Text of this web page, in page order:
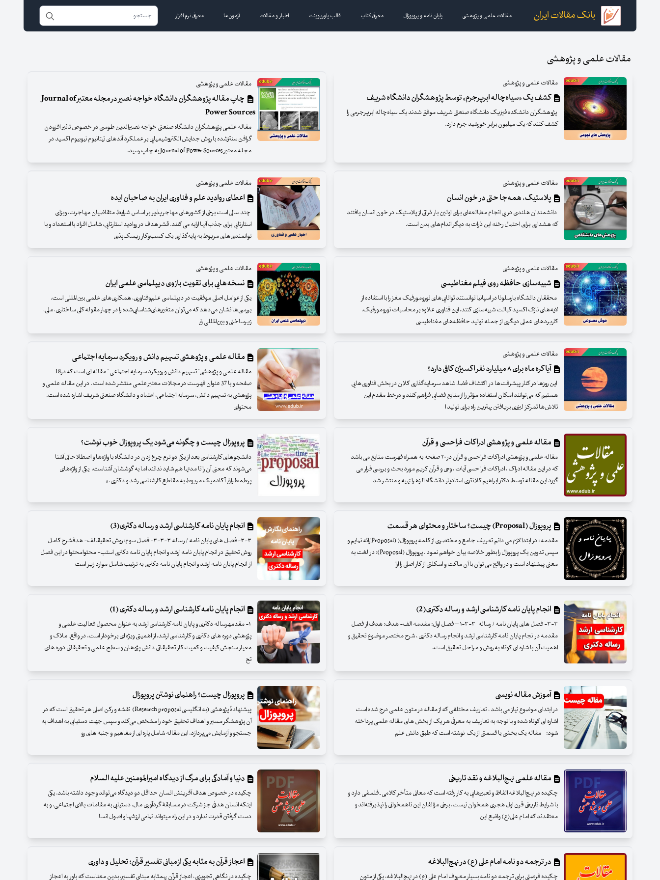
بانک مقالات ایران مقالات علمی و پژوهشی پایان نامه و پروپوزال معرفی کتاب قالب پاورپوینت اخبار و مقالات آزمون‌ها معرفی نرم افزار
مقالات علمی و پژوهشی
مقالات علمی و پژوهشی
کشف یک «سیاه‌چاله ابرپرجرم» توسط پژوهشگران دانشگاه شریف
پژوهشگران دانشکده فیزیک دانشگاه صنعتی شریف موفق شدند یک سیاه‌چاله ابرپرجرمی را
کشف کنند که یک میلیون برابر خورشید جرم دارد.
مقالات علمی و پژوهشی
چاپ مقاله پژوهشگران دانشگاه خواجه نصیر در مجله معتبر Journal of
Power Sources
مقاله علمی پژوهشگران دانشگاه صنعتی خواجه نصیرالدین طوسی در خصوص تاثیر افزودن
گرافن سنتزشده با روش جدایش الکتروشیمیایی بر عملکرد آندهای تیتانیوم نیوبیوم اکسید در
مجله معتبر Journal of Power Sources به چاپ رسید.
مقالات علمی و پژوهشی
پلاستیک، همه‌جا حتی در خون انسان
دانشمندان هلندی در پی انجام مطالعه‌ای برای اولین بار ذراتی از پلاستیک در خون انسان یافتند
که هشداری برای احتمال رخنه این ذرات به دیگر اندام‌های بدن است.
مقالات علمی و پژوهشی
اعطای روادید علم و فناوری ایران به صاحبان ایده
چند سالی است برخی از کشورهای مهاجرپذیر بر اساس شرایط متقاضیان مهاجرت، ویزای
استارتاپی برای جذب آنها ارایه می کنند. قشر هدف در روادید استارتاپی، شامل افراد با استعداد و با
توانمندی‌های مربوط به پایه‌گذاری یک کسب‌وکار ریسک‌پذی
مقالات علمی و پژوهشی
شبیه‌سازی حافظه روی فیلم مغناطیسی
محققان دانشگاه بارسلونا در اسپانیا توانستند توانایی‌های نورومورفیک مغز را با استفاده از
لایه‌های نازک اکسید کبالت شبیه‌سازی کنند. این فناوری علاوه بر محاسبات نورومورفیک،
کاربردهای عملی دیگری از جمله تولید حافظه‌های مغناطیسی
مقالات علمی و پژوهشی
نسخه‌هایی برای تقویت بازوی دیپلماسی علمی ایران
یکی از عوامل اصلی موفقیت در دیپلماسی علم‌وفناوری، ‌همکاری‌های علمی بین‌المللی است.
بررسی‌ها نشان می‌دهد که می‌توان متغیرهای‌شناسایی‌شده را در چهار مقوله کلی ساختاری، ملی،
‌زیرساختی و بین‌المللی ق
مقالات علمی و پژوهشی
آیا کره ماه برای ۸ میلیارد نفر اکسیژن کافی دارد؟
این روزها در کنار پیشرفت‌ها در اکتشاف فضا، شاهد سرمایه‌گذاری کلان در بخش فناوری‌هایی
هستیم که می‌توانند امکان استفاده مؤثر را از منابع فضایی فراهم کنند و درخط مقدم این
تلاش‌ها تمرکز لیزری بریافتن بهترین راه برای تولید ا
مقاله علمی و پژوهشی تسهیم دانش و رویکرد سرمایه اجتماعی
مقاله علمی و پژوهشی" تسهیم دانش و رویکرد سرمایه اجتماعی " مقاله ای است که در18
صفحه و با 37 عنوان فهرست در مجلات معتبر علمی منتشر شده است . در این مقاله علمی و
پژوهشی به تسهیم دانش، سرمایه اجتماعی، اعتماد و دانشگاه صنعتی شریف اشاره شده است.
محتوای
مقاله علمی و پژوهشی ادراکات فراحسی و قرآن
مقاله علمی و پژوهشی ادراکات فراحسی و قرآن در ۲۰ صفحه به همراه فهرست منابع می باشد
که در این مقاله ادراک ، ادراکات فرا حسی آیات ، وحی و قرآن کریم مورد بحث و بررسی قرار می
گیرد این مقاله توسط دکتر ابراهیم کلانتری استادیار دانشگاه الزهرا تهیه و منتشر شد
پروپوزال چیست و چگونه می‌شود یک پروپوزال خوب نوشت؟
دانشجوهای کارشناسی بعد از یکی دو ترم چرخ زدن در دانشگاه با واژه‌ها و اصطلاحاتی آشنا
می‌شوند که معنی آن را تا مدتها هم شاید ندانند اما به گوششان آشناست. یکی از واژه‌های
پرطمطراق آکادمیک مربوط به مقاطع کارشناسی رشد و دکتری، «
پروپوزال (Proposal) چیست؟ ساختار و محتوای هر قسمت
مقدمه : در ابتدا لازم می دانم تعریف جامع و مختصری از کلمه پروپوزال( (Proposalارائه نمایم و
سپس تدوین یک پروپوزال را بطور خلاصه بیان خواهم نمود . پروپوزال (Proposal): در لغت به
معنی پیشنهاد است و در واقع می توان با آن ماکت و اسکلتی از کار اصلی را ارا
انجام پایان نامه کارشناسی ارشد و رساله دکتری(3)
۳-۳- فصل های پایان نامه / رساله ۳-۳-۳- فصل سوم: روش تحقیقالف- هدفشرح کامل
روش تحقیق در انجام پایان نامه ارشد و انجام پایان نامه دکتری استب- محتوامحتوا در این فصل
از انجام پایان نامه ارشد و انجام پایان نامه دکتری به ترتیب شامل موارد زیر است
انجام پایان نامه کارشناسی ارشد و رساله دکتری(2)
۳-۳- فصل های پایان نامه / رساله ۳-۳-۱ – فصل اول: مقدمه الف- هدف: هدف از فصل
مقدمه در نجام پایان نامه کارشناسی ارشد و انجام رساله دکتری ، شرح مختصر موضوع تحقیق و
اهمیت آن با شاره ای کوتاه به روش و مراحل تحقیق است.
انجام پایان نامه کارشناسی ارشد و رساله دکتری (1)
۱- مقدمهرساله دکتری و پایان نامه کارشناسی ارشد به عنوان محصول فعالیت علمی و
پژوهشی دوره های دکتری و کارشناسی ارشد، از اهمیتی ویژه ای برخودار است. در واقع، ملاک و
معیار سنجش کیفیت و کمیت کار تحقیقاتی دانش پژوهان و سطح علمی و تحقیقاتی دوره های
تح
آموزش مقاله نویسی
در ابتدای موضوع نیاز می باشد ، تعاریف مختلفی که از مقاله در متون علمی درج شده است
اشاره ای کوتاه شده و با توجه به تعاریف به معرفی هر یک از بخش های مقاله علمی پرداخته
شود: مقاله یک بخشی یا قسمتی از یک نوشته است که طبق دانش علم
پروپوزال چیست؟ راهنمای نوشتن پروپوزال
پیشنهادهٔ پژوهشی (به انگلیسی Research proposal) نقشه و رکن اصلی هر تحقیق است که در
آن پژوهشگر مسیر و اهداف تحقیق خود را مشخص می‌کند و سپس جهت دستیابی به اهداف به
جستجو و آزمایش می‌پردازد. این مقاله شامل پاره ای از مفاهیم و جنبه های رو
مقاله علمی نهج‌البلاغه و نقد تاریخی
چکیده در نهج‌البلاغه الفاظ و تعبیرهایی به ‌کار رفته است که معانی متأخر کلامی ـ فلسفی دارد و
با شرایط تاریخی قرن اول هجری همخوان نیست. برخی مؤلفان این ناهمخوانی را نپذیرفته‌اند و
معتقدند که امام علی(ع) واضع این
دنیا و آمادگی برای مرگ از دیدگاه امیرالمومنین علیه السلام
چکیده در خصوص هدف آفرینش انسان حداقل دو دیدگاه می‌تواند وجود داشته باشد. یکی
اینکه انسان هدفی جز شرکت در مسابقۀ گردآوری مال، دستیابی به مقامات بالای اجتماعی، و به
دست گرفتن قدرت ندارد و در این راه می­تواند تمامی ارزشها و اصول انسا
در ترجمه دو نامه امام علی (ع) در نهج‌البلاغه
چکیده فرصتی برای ترجمه دو نامه بسیار معروف امام علی (ع) در نهج‌البلاغه، یکی از متون
اعجاز قرآن به‏ مثابه یکی از مبانی تفسیر قرآن؛ تحلیل و داوری
چکیده در نگاهی تجویزی، اعجاز قرآن به‏مثابه مبنایِ تفسیر، بدین معناست که باور به اعجاز